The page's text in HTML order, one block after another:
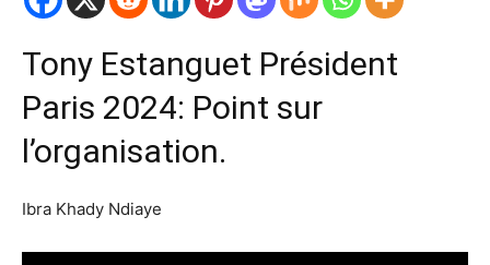
Tony Estanguet Président
Paris 2024: Point sur
l’organisation.
Ibra Khady Ndiaye